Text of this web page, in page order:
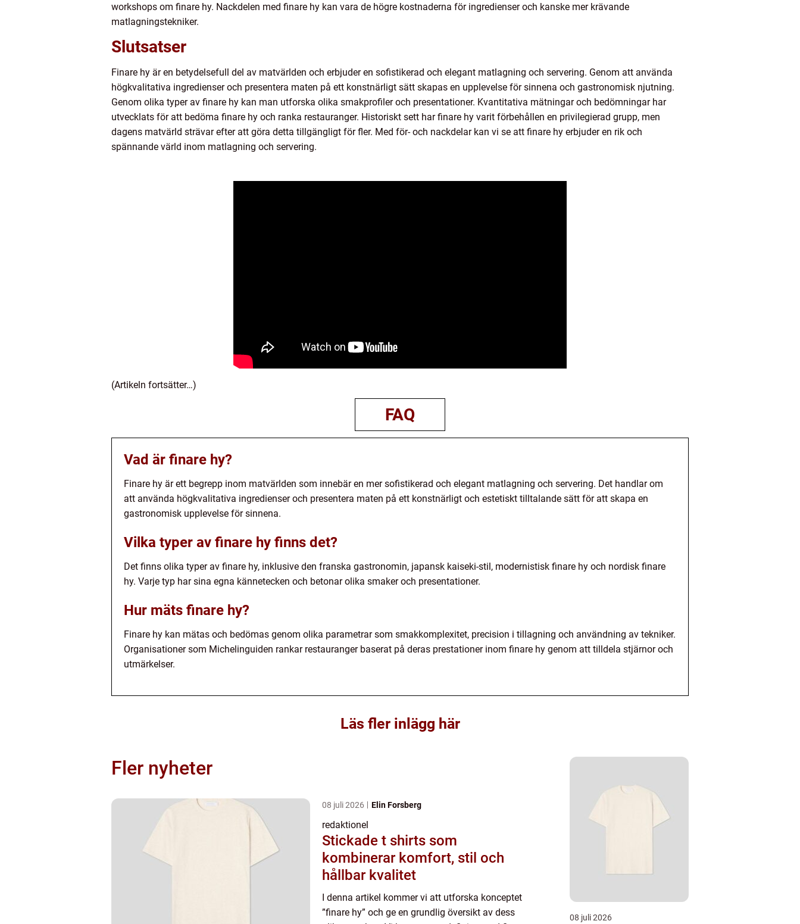
workshops om finare hy. Nackdelen med finare hy kan vara de högre kostnaderna för ingredienser och kanske mer krävande
matlagningstekniker.
Slutsatser
Finare hy är en betydelsefull del av matvärlden och erbjuder en sofistikerad och elegant matlagning och servering. Genom att använda
högkvalitativa ingredienser och presentera maten på ett konstnärligt sätt skapas en upplevelse för sinnena och gastronomisk njutning.
Genom olika typer av finare hy kan man utforska olika smakprofiler och presentationer. Kvantitativa mätningar och bedömningar har
utvecklats för att bedöma finare hy och ranka restauranger. Historiskt sett har finare hy varit förbehållen en privilegierad grupp, men
dagens matvärld strävar efter att göra detta tillgängligt för fler. Med för- och nackdelar kan vi se att finare hy erbjuder en rik och
spännande värld inom matlagning och servering.
(Artikeln fortsätter…)
FAQ
Vad är finare hy?
Finare hy är ett begrepp inom matvärlden som innebär en mer sofistikerad och elegant matlagning och servering. Det handlar om
att använda högkvalitativa ingredienser och presentera maten på ett konstnärligt och estetiskt tilltalande sätt för att skapa en
gastronomisk upplevelse för sinnena.
Vilka typer av finare hy finns det?
Det finns olika typer av finare hy, inklusive den franska gastronomin, japansk kaiseki-stil, modernistisk finare hy och nordisk finare
hy. Varje typ har sina egna kännetecken och betonar olika smaker och presentationer.
Hur mäts finare hy?
Finare hy kan mätas och bedömas genom olika parametrar som smakkomplexitet, precision i tillagning och användning av tekniker.
Organisationer som Michelinguiden rankar restauranger baserat på deras prestationer inom finare hy genom att tilldela stjärnor och
utmärkelser.
Läs fler inlägg här
Fler nyheter
08 juli 2026 Elin Forsberg
redaktionel
Stickade t shirts som
kombinerar komfort, stil och
hållbar kvalitet
I denna artikel kommer vi att utforska konceptet
”finare hy” och ge en grundlig översikt av dess
08 juli 2026